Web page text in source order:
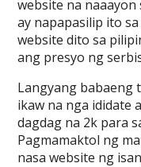
website na
ay napapasilip ito
website dito sa
ang presyo ng
Langyang babaeng
ikaw na nga ididate
dagdag na 2k para
Pagmamaktol ng
nasa website ng